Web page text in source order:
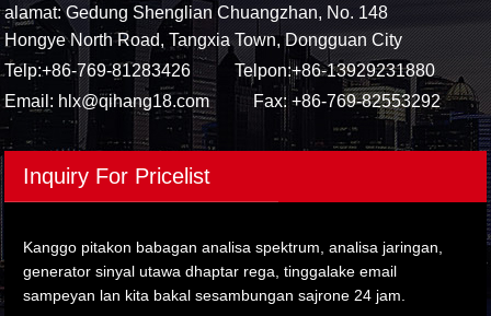
alamat: Gedung Shenglian Chuangzhan, No. 148
Hongye North Road, Tangxia Town, Dongguan City
Telp:+86-769-81283426 Telpon:+86-13929231880
Email: hlx@qihang18.com Fax: +86-769-82553292
Inquiry For Pricelist
Kanggo pitakon babagan analisa spektrum, analisa jaringan,
generator sinyal utawa dhaptar rega, tinggalake email
sampeyan lan kita bakal sesambungan sajrone 24 jam.